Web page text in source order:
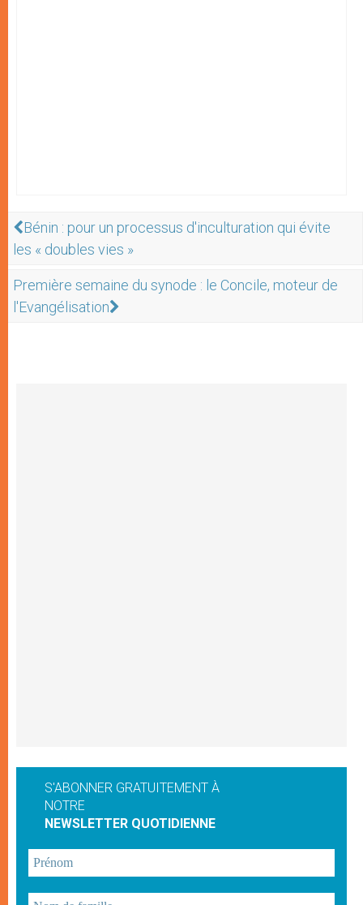
Bénin : pour un processus d'inculturation qui évite
les « doubles vies »
Première semaine du synode : le Concile, moteur de
l'Evangélisation
S'ABONNER GRATUITEMENT À
NOTRE
NEWSLETTER QUOTIDIENNE